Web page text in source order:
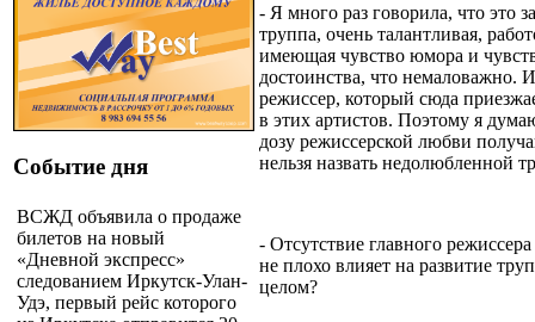
Событие дня
ВСЖД объявила о продаже
билетов на новый
«Дневной экспресс»
следованием Иркутск-Улан-
Удэ, первый рейс которого
- Я много раз говорила, что это
труппа, очень талантливая,
имеющая чувство юмора и
достоинства, что немаловажно.
режиссер, который сюда
в этих артистов. Поэтому я
дозу режиссерской любви
нельзя назвать недолюбленной
- Отсутствие главного режиссера
не плохо влияет на развитие
целом?